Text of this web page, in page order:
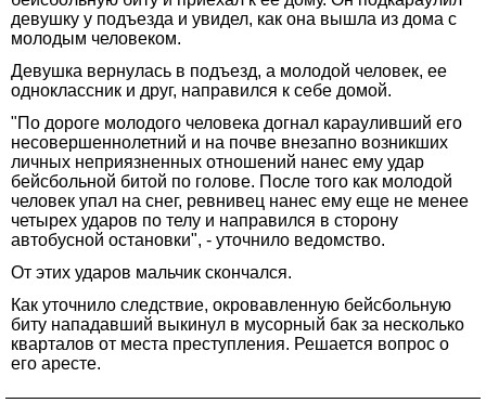
девушку у подъезда и увидел, как она вышла из дома с
молодым человеком.
Девушка вернулась в подъезд, а молодой человек, ее
одноклассник и друг, направился к себе домой.
"По дороге молодого человека догнал карауливший его
несовершеннолетний и на почве внезапно возникших
личных неприязненных отношений нанес ему удар
бейсбольной битой по голове. После того как молодой
человек упал на снег, ревнивец нанес ему еще не менее
четырех ударов по телу и направился в сторону
автобусной остановки", - уточнило ведомство.
От этих ударов мальчик скончался.
Как уточнило следствие, окровавленную бейсбольную
биту нападавший выкинул в мусорный бак за несколько
кварталов от места преступления. Решается вопрос о
его аресте.